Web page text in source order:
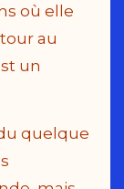
où elle
au
un
quelque